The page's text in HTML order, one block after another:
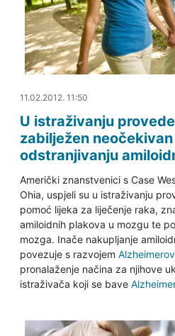
11.02.2012. 12:28
11.02.2012. 11:50
U istraživanju
zabilježen
odstranjivanju
Američki znanstvenici s Case
Ohia, uspjeli su u istraživanju
pomoć lijeka za liječenje raka,
amiloidnih plakova u mozgu te
mozga. Inače nakupljanje
povezuje s razvojem
pronalaženje načina za njihove
istraživača koji se bave